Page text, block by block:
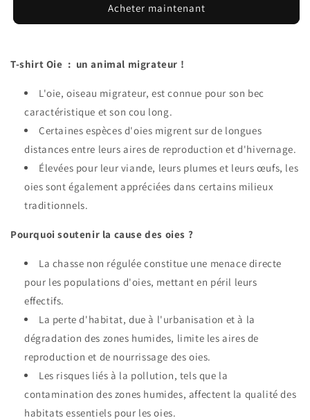
Oie
brodé
Oie
Acheter maintenant
T-shirt Oie : un animal migrateur !
L'oie, oiseau migrateur, est connue pour son bec
caractéristique et son cou long.
Certaines espèces d'oies migrent sur de longues
distances entre leurs aires de reproduction et d'hivernage.
Élevées pour leur viande, leurs plumes et leurs œufs, les
oies sont également appréciées dans certains milieux
traditionnels.
Pourquoi soutenir la cause des oies ?
La chasse non régulée constitue une menace directe
pour les populations d'oies, mettant en péril leurs
effectifs.
La perte d'habitat, due à l'urbanisation et à la
dégradation des zones humides, limite les aires de
reproduction et de nourrissage des oies.
Les risques liés à la pollution, tels que la
contamination des zones humides, affectent la qualité des
habitats essentiels pour les oies.